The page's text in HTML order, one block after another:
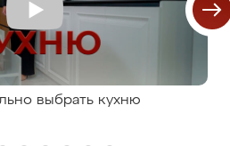
выбрать кухню